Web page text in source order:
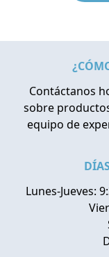
Contáctanos
sobre
equipo de
Lunes-Jueves: